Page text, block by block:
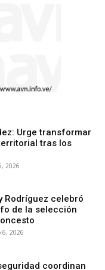
Urge transformar
tras los
2026
Rodríguez celebró
de la selección
6, 2026
coordinan